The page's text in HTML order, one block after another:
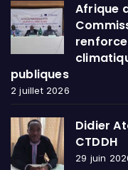
Afrique
publiques
2 juillet 2026
Didier
CTDDH
29 juin